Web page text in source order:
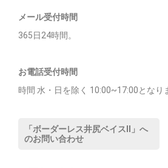
メール受付時間
365日24時間。
お電話受付時間
時間 水・日を除く 10:00~17:00となり
「ボーダーレス井尻ベイスⅡ」へ
のお問い合わせ